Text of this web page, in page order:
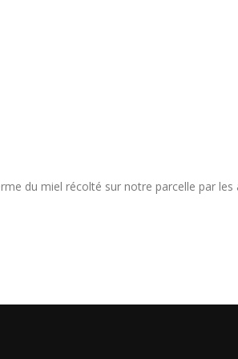
du miel récolté sur notre parcelle par les